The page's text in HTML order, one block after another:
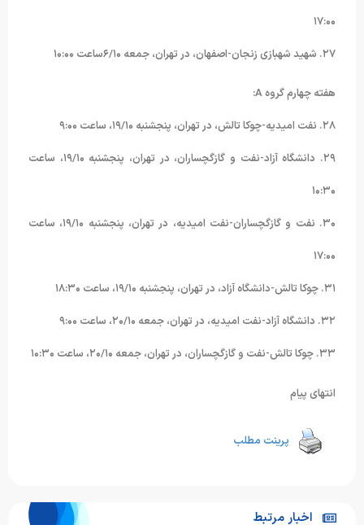
۱۷:۰۰
۲۷. شهید شهبازی زنجان-اصفهان، در تهران، جمعه ۶/۱۰ساعت ۱۰:۰۰
هفته چهارم گروه A:
۲۸. نفت امیدیه-چوکا تالش، در تهران، پنجشنبه ۱۹/۱۰، ساعت ۹:۰۰
۲۹. دانشگاه آزاد-نفت و گازگچساران، در تهران، پنجشنبه ۱۹/۱۰، ساعت
۱۰:۳۰
۳۰. نفت و گازگچساران-نفت امیدیه، در تهران، پنجشنبه ۱۹/۱۰، ساعت
۱۷:۰۰
۳۱. چوکا تالش-دانشگاه آزاد، در تهران، پنجشنبه ۱۹/۱۰، ساعت ۱۸:۳۰
۳۲. دانشگاه آزاد-نفت امیدیه، در تهران، جمعه ۲۰/۱۰، ساعت ۹:۰۰
۳۳. چوکا تالش-نفت و گازگچساران، در تهران، جمعه ۲۰/۱۰، ساعت ۱۰:۳۰
انتهای پیام
پرینت مطلب
اخبار مرتبط